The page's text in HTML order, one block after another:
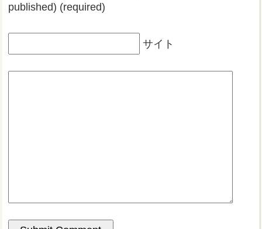
published) (required)
サイト